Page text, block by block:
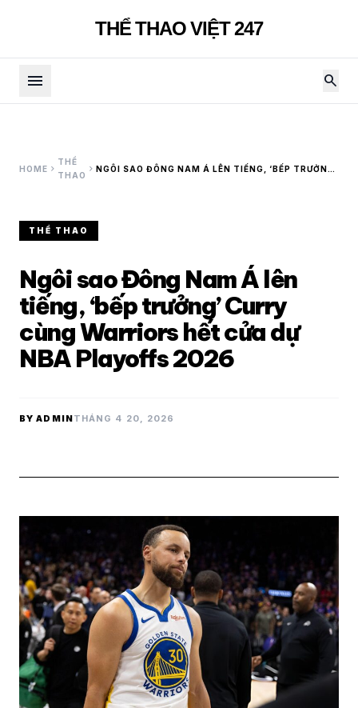
THỂ THAO VIỆT 247
menu search
HOME chevron_right
THỂ
THAO
chevron_right NGÔI SAO ĐÔNG NAM Á LÊN TIẾNG, ‘BẾP TRƯỞNG’
THỂ THAO
Ngôi sao Đông Nam Á lên
tiếng, ‘bếp trưởng’ Curry
cùng Warriors hết cửa dự
NBA Playoffs 2026
BY ADMINTHÁNG 4 20, 2026